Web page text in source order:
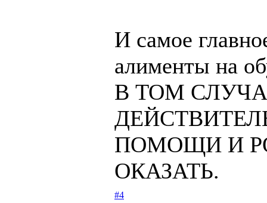
И самое
алименты на
В ТОМ
ПОМОЩИ И
ОКАЗАТЬ.
#4